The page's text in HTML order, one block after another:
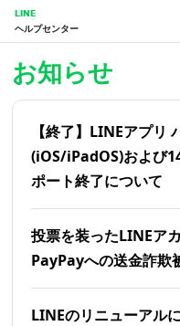
LINE
ヘルプセンター
お知らせ
【終了】LINEアプリ
(iOS/iPadOS)および
ポート終了について
投票を装ったLINEア
PayPayへの送金詐欺
LINEのリニューアル